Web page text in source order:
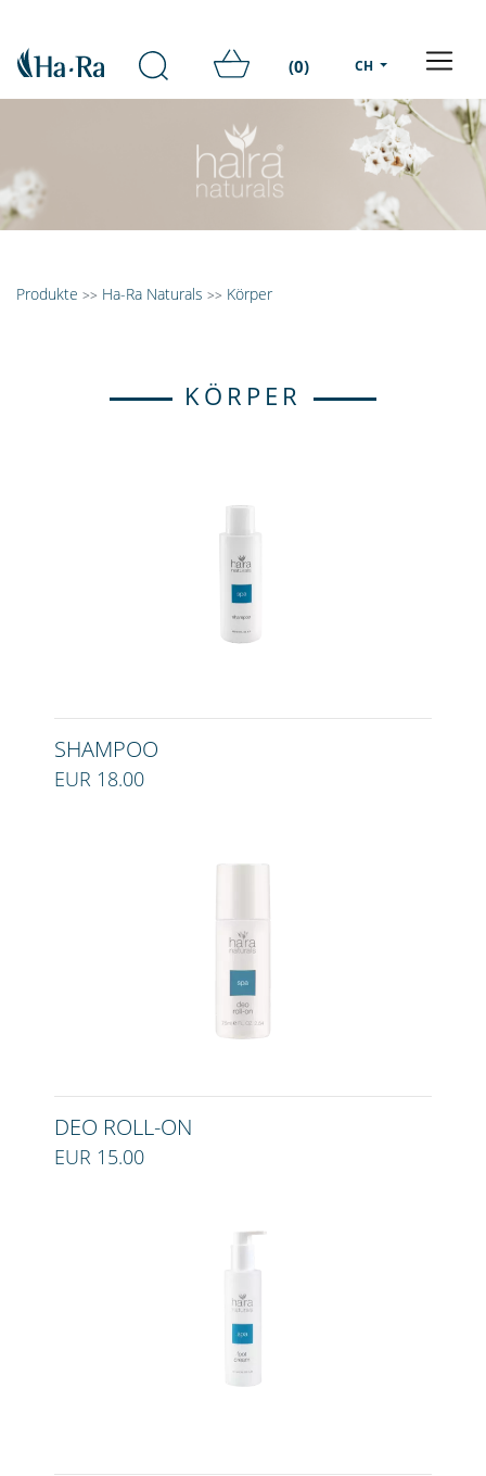
(0) CH
Produkte >> Ha-Ra Naturals >> Körper
KÖRPER
SHAMPOO
EUR 18.00
DEO ROLL-ON
EUR 15.00